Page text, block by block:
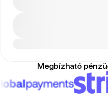
Megbízható